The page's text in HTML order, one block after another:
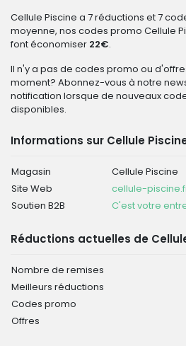
Cellule Piscine a 7 réductions et 7
moyenne, nos codes promo Cellule
font économiser 22€.
Il n'y a pas de codes promo ou
moment? Abonnez-vous à notre
notification lorsque de nouveaux
disponibles.
Informations sur Cellule
Magasin
Cellule Piscine
Site Web
cellule-
Soutien B2B
C'est votre
Réductions actuelles de
Nombre de remises
Meilleurs réductions
Codes promo
Offres